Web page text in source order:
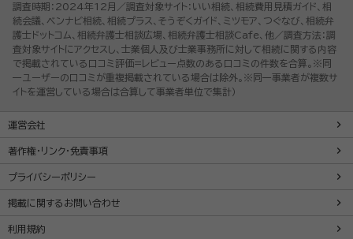
調査時期：2024年12月／調査対象サイト：いい相続、相続費用見積ガイド、相
続会議、ベンナビ相続、相続プラス、そうぞくガイド、ミツモア、つぐなび、相続弁
護士ドットコム、相続弁護士相談広場、相続弁護士相談Cafe、他／調査方法：調
査対象サイトにアクセスし、士業個人及び士業事務所に対して相続に関する内容
で掲載されている口コミ評価=レビュー点数のある口コミの件数を合算。※同
一ユーザーの口コミが重複掲載されている場合は除外。※同一事業者が複数サ
イトを運営している場合は合算して事業者単位で集計）
運営会社
著作権・リンク・免責事項
プライバシーポリシー
掲載に関するお問い合わせ
利用規約